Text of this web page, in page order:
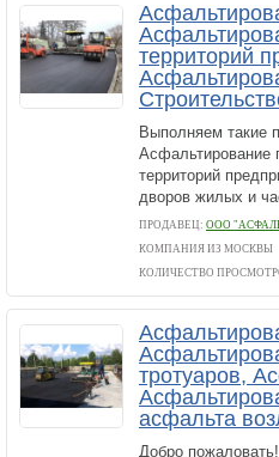
территорий
Выполняем такие
Асфальтирование
территорий
дворов жилых и
ПРОДАВЕЦ: ООО
КОМПАНИЯ ИЗ МОСКВЫ
КОЛИЧЕСТВО
тротуаров,
асфальта
Добро